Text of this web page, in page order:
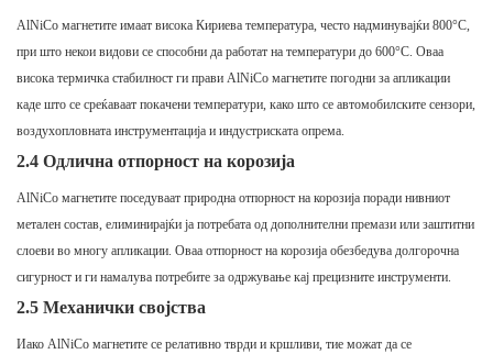
AlNiCo магнетите имаат висока Кириева температура, често надминувајќи 800°C,
при што некои видови се способни да работат на температури до 600°C. Оваа
висока термичка стабилност ги прави AlNiCo магнетите погодни за апликации
каде што се среќаваат покачени температури, како што се автомобилските сензори,
воздухопловната инструментација и индустриската опрема.
2.4 Одлична отпорност на корозија
AlNiCo магнетите поседуваат природна отпорност на корозија поради нивниот
метален состав, елиминирајќи ја потребата од дополнителни премази или заштитни
слоеви во многу апликации. Оваа отпорност на корозија обезбедува долгорочна
сигурност и ги намалува потребите за одржување кај прецизните инструменти.
2.5 Механички својства
Иако AlNiCo магнетите се релативно тврди и кршливи, тие можат да се